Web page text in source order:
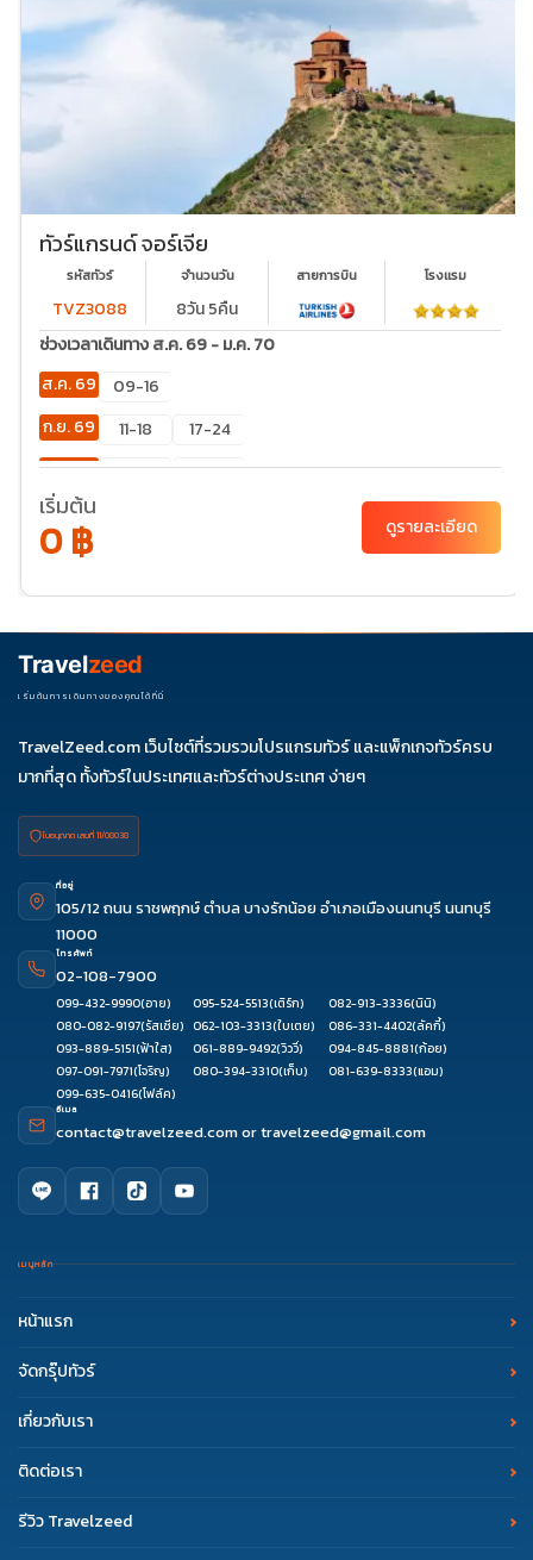
ทัวร์แกรนด์ จอร์เจีย
รหัสทัวร์
TVZ3088
จำนวนวัน
8วัน 5คืน
สายการบิน โรงเเรม
ช่วงเวลาเดินทาง ส.ค. 69 - ม.ค. 70
ส.ค. 69
09-16
ก.ย. 69
11-18
17-24
ต.ค. 69
01-08
16-23
ธ.ค. 69
เริ่มต้น
0 ฿ ดูรายละเอียด
Travelzeed
เริ่มต้นการเดินทางของคุณได้ที่นี่
TravelZeed.com เว็บไซต์ที่รวมรวมโปรแกรมทัวร์ และแพ็กเกจทัวร์ครบ
มากที่สุด ทั้งทัวร์ในประเทศและทัวร์ต่างประเทศ ง่ายๆ
ใบอนุญาต เลขที่ 11/08038
ที่อยู่
105/12 ถนน ราชพฤกษ์ ตำบล บางรักน้อย อำเภอเมืองนนทบุรี นนทบุรี
11000
โทรศัพท์
02-108-7900
099-432-9990(อาย) 095-524-5513(เติร์ก) 082-913-3336(นินิ)
080-082-9197(รัสเซีย) 062-103-3313(ใบเตย) 086-331-4402(ลัคกี้)
093-889-5151(ฟ้าใส) 061-889-9492(วิววี่) 094-845-8881(ก้อย)
097-091-7971(โจริญ) 080-394-3310(เก็บ) 081-639-8333(แอม)
099-635-0416(โฟล์ค)
อีเมล
contact@travelzeed.comortravelzeed@gmail.com
เมนูหลัก
หน้าแรก
จัดกรุ๊ปทัวร์
เกี่ยวกับเรา
ติดต่อเรา
รีวิว Travelzeed